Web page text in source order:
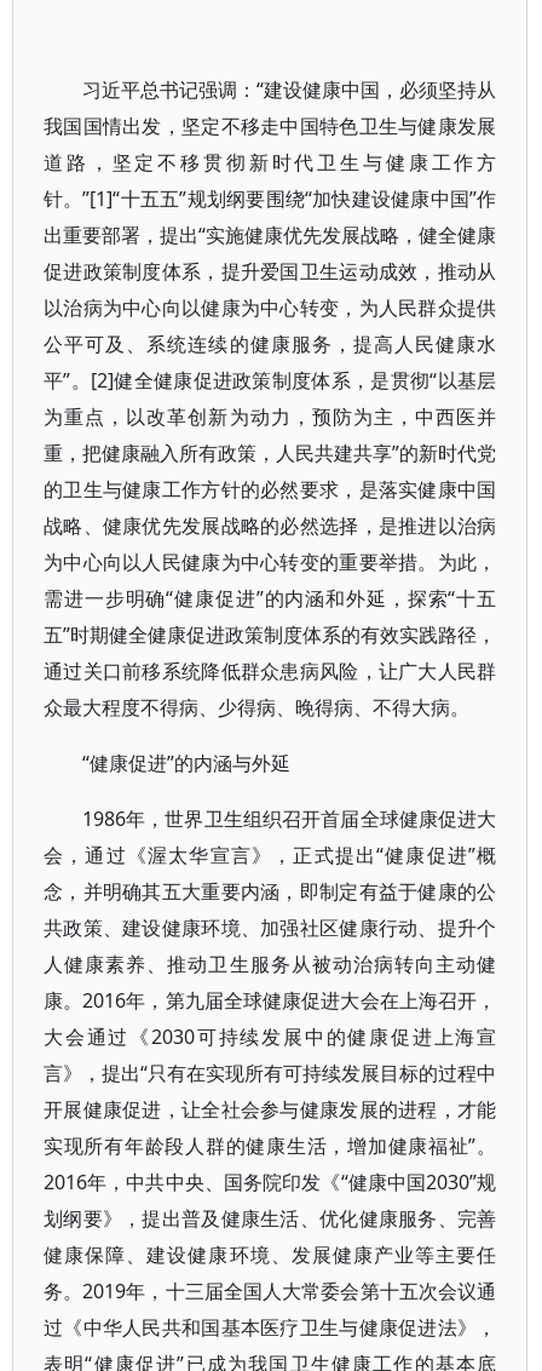
习近平总书记强调：“建设健康中国，必须坚持从
我国国情出发，坚定不移走中国特色卫生与健康发展
道路，坚定不移贯彻新时代卫生与健康工作方
针。”[1]“十五五”规划纲要围绕“加快建设健康中国”作
出重要部署，提出“实施健康优先发展战略，健全健康
促进政策制度体系，提升爱国卫生运动成效，推动从
以治病为中心向以健康为中心转变，为人民群众提供
公平可及、系统连续的健康服务，提高人民健康水
平”。[2]健全健康促进政策制度体系，是贯彻“以基层
为重点，以改革创新为动力，预防为主，中西医并
重，把健康融入所有政策，人民共建共享”的新时代党
的卫生与健康工作方针的必然要求，是落实健康中国
战略、健康优先发展战略的必然选择，是推进以治病
为中心向以人民健康为中心转变的重要举措。为此，
需进一步明确“健康促进”的内涵和外延，探索“十五
五”时期健全健康促进政策制度体系的有效实践路径，
通过关口前移系统降低群众患病风险，让广大人民群
众最大程度不得病、少得病、晚得病、不得大病。
“健康促进”的内涵与外延
1986年，世界卫生组织召开首届全球健康促进大
会，通过《渥太华宣言》，正式提出“健康促进”概
念，并明确其五大重要内涵，即制定有益于健康的公
共政策、建设健康环境、加强社区健康行动、提升个
人健康素养、推动卫生服务从被动治病转向主动健
康。2016年，第九届全球健康促进大会在上海召开，
大会通过《2030可持续发展中的健康促进上海宣
言》，提出“只有在实现所有可持续发展目标的过程中
开展健康促进，让全社会参与健康发展的进程，才能
实现所有年龄段人群的健康生活，增加健康福祉”。
2016年，中共中央、国务院印发《“健康中国2030”规
划纲要》，提出普及健康生活、优化健康服务、完善
健康保障、建设健康环境、发展健康产业等主要任
务。2019年，十三届全国人大常委会第十五次会议通
过《中华人民共和国基本医疗卫生与健康促进法》，
表明“健康促进”已成为我国卫生健康工作的基本底